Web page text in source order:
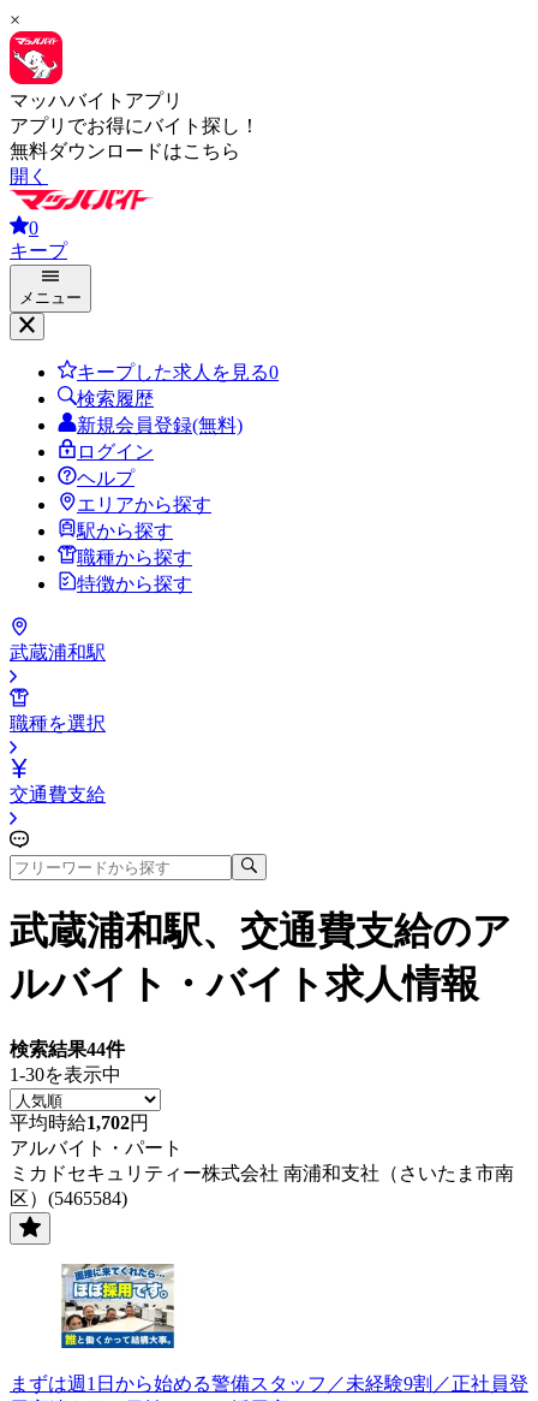
×
マッハバイトアプリ
アプリでお得にバイト探し！
無料ダウンロードはこちら
開く
0
キープ
メニュー
キープした求人を見る0
検索履歴
新規会員登録(無料)
ログイン
ヘルプ
エリアから探す
駅から探す
職種から探す
特徴から探す
武蔵浦和駅
職種を選択
交通費支給
武蔵浦和駅、交通費支給のア
ルバイト・バイト求人情報
検索結果44件
1-30を表示中
平均時給1,702円
アルバイト・パート
ミカドセキュリティー株式会社 南浦和支社（さいたま市南
区）(5465584)
まずは週1日から始める警備スタッフ／未経験9割／正社員登